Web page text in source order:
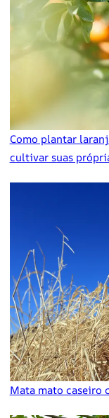
Como plantar
cultivar suas
Mata mato caseiro